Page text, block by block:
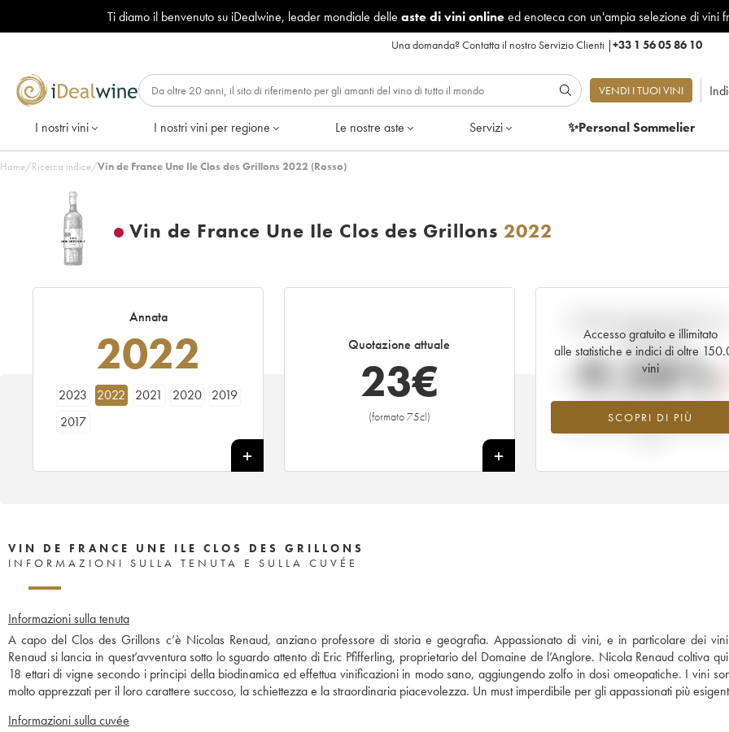
Ti diamo il benvenuto su iDealwine, leader mondiale delle aste di vini onlineed enoteca con un'ampia selezione di vini
Una domanda?Contatta il nostro Servizio Clienti |+33 1 56 05 86 10
VENDI I TUOI VINI
I nostri vini I nostri vini per regione Le nostre aste Servizi ✨Personal Sommelier
Home/Ricerca indice/Vin de France Une Ile Clos des Grillons 2022 (Rosso)
Vin de France Une Ile Clos des Grillons 2022
Annata
2022
2023 2022 2021 2020
2019
2017
Quotazione attuale
23€
(formato 75cl)
+
Accesso gratuito e illimitato
alle statistiche e indici di oltre
vini
SCOPRI DI PIÙ
tempo reale
-9.58%
Tendenza al ribasso per il valore
dell'annata 2022 nel 2026 rispetto
VIN DE FRANCE UNE ILE CLOS DES GRILLONS
INFORMAZIONI SULLA TENUTA E SULLA CUVÉE
Informazioni sulla tenuta
A capo del Clos des Grillons c’è Nicolas Renaud, anziano professore di storia e geografia. Appassionato di vini, e in particolare dei
Renaud si lancia in quest’avventura sotto lo sguardo attento di Eric Pfifferling, proprietario del Domaine de l’Anglore. Nicola Renaud coltiva
18 ettari di vigne secondo i principi della biodinamica ed effettua vinificazioni in modo sano, aggiungendo zolfo in dosi omeopatiche. I vini
molto apprezzati per il loro carattere succoso, la schiettezza e la straordinaria piacevolezza. Un must imperdibile per gli appassionati più
Informazioni sulla cuvée